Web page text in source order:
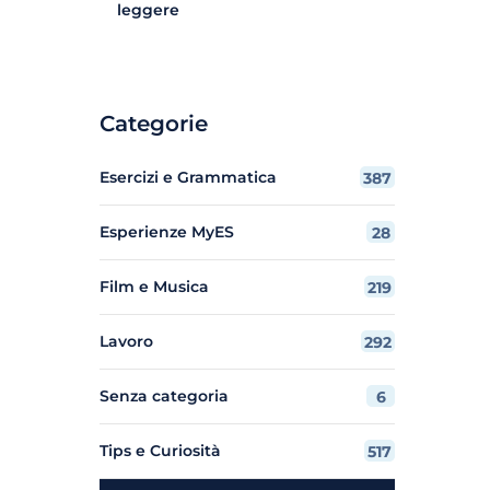
leggere
Categorie
Esercizi e Grammatica 387
Esperienze MyES 28
Film e Musica 219
Lavoro 292
Senza categoria 6
Tips e Curiosità 517